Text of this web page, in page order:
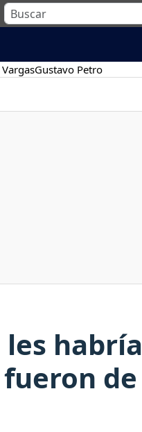
Gustavo Petro
habría
de